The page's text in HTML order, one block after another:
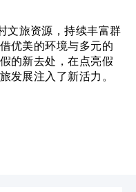
文旅资源，持续丰富群
优美的环境与多元的
的新去处，在点亮假
发展注入了新活力。